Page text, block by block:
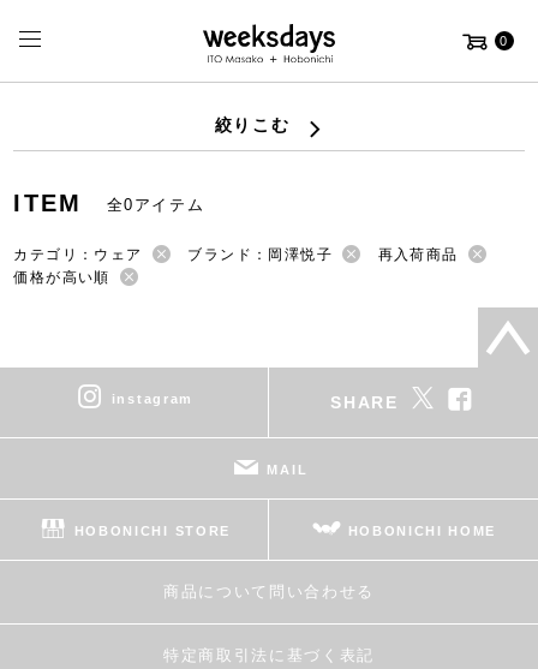
0
絞りこむ
ITEM 全0アイテム
カテゴリ：ウェア ブランド：岡澤悦子
再入荷商品
価格が高い順
instagram SHARE
MAIL
HOBONICHI STORE HOBONICHI HOME
商品について問い合わせる
特定商取引法に基づく表記